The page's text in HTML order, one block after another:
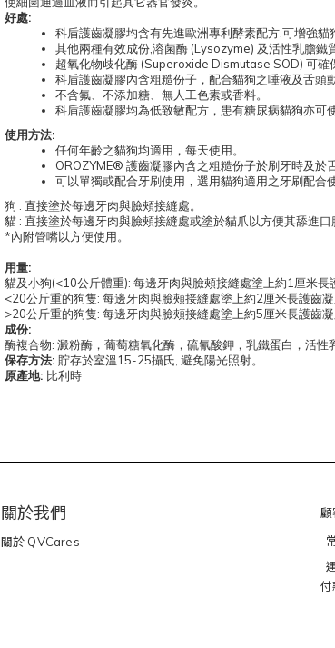
好處:
科盾護齒凝膠均含有先進歐洲專利酵素配方, 可增強貓
其他兩種有效成份, 溶菌酶(Lysozyme) 及活性乳膽鐵
超氧化物歧化酶(Superoxide Dismutase SOD) 可確
科盾護齒凝膠內含粗糙份子，配合貓狗之唾液及舌頭
不含氟、不添加糖、無人工色素或香料。
科盾護齒凝膠均為低致敏配方，患有糖尿病貓狗亦可使
使用方法:
任何年齡之貓狗均適用，每天使用。
OROZYME® 護齒凝膠內含之粗糙份子於刷牙時及於
可以單獨或配合牙刷使用，選用貓狗適用之牙刷配合
狗 : 直接塗於每邊牙肉與臉頰接縫處。
貓: 直接塗於每邊牙肉與臉頰接縫處或塗於貓爪以方便其舔進口
*內附管嘴以方便使用。
用量:
貓及小狗(<10公斤體重): 每邊牙肉與臉頰接縫處塗上約 1 厘米長
<20公斤重的狗隻: 每邊牙肉與臉頰接縫處塗上約2厘米長護齒
>20公斤重的狗隻: 每邊牙肉與臉頰接縫處塗上約5厘米長護齒
成份:
酶複合物: 澱粉酶，葡萄糖氧化酶，硫氰酸鉀，乳鐵蛋白，活性
保存方法: 貯存於室溫 15-25攝氏 避免陽光照射。
原產地: 比利時
關於我們
關於 QVCares
顧
付